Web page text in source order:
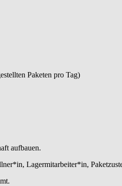
Paketen pro Tag)
aufbauen.
Lagermitarbeiter*in,